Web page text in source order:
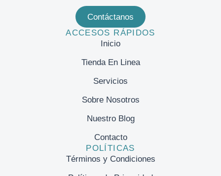
Contáctanos
ACCESOS RÁPIDOS
Inicio
Tienda En Linea
Servicios
Sobre Nosotros
Nuestro Blog
Contacto
POLÍTICAS
Términos y Condiciones